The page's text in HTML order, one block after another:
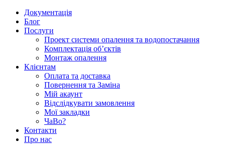
Документація
Блог
Послуги
Проект системи опалення та водопостачання
Комплектація об’єктів
Монтаж опалення
Клієнтам
Оплата та доставка
Повернення та Заміна
Мій акаунт
Відслідкувати замовлення
Мої закладки
ЧаВо?
Контакти
Про нас